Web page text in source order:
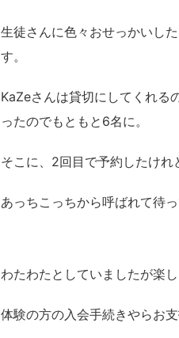
生徒さんに色々おせっかいし
す。
KaZeさんは貸切にしてくれる
ったのでもともと6名に。
そこに、2回目で予約したけれ
あっちこっちから呼ばれて待
わたわたとしていましたが楽
体験の方の入会手続きやらお